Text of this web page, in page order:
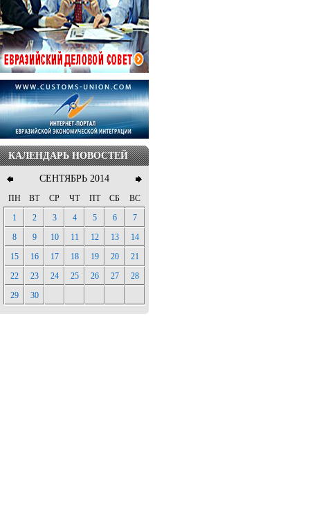
КАЛЕНДАРЬ НОВОСТЕЙ
СЕНТЯБРЬ 2014
ПН ВТ СР ЧТ ПТ СБ
ВС
1
2 3 4 5 6
7
8
9 10 11 12 13
14
15
16 17 18 19 20
21
22
23 24 25 26 27
28
29
30